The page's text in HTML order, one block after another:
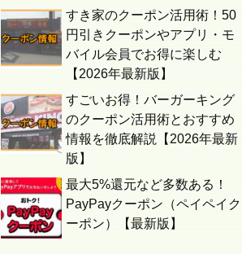
すき家のクーポン活用術！50
円引きクーポンやアプリ・モ
バイル会員でお得に楽しむ
【2026年最新版】
すごいお得！バーガーキング
のクーポン活用術とおすすめ
情報を徹底解説【2026年最新
版】
最大5%還元など多数ある！
PayPayクーポン（ペイペイク
ーポン）【最新版】